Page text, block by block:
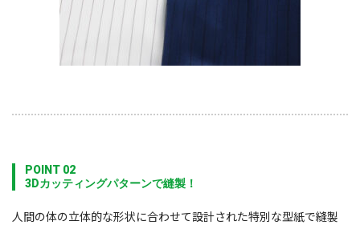
POINT 02
3Dカッティングパターンで縫製！
人間の体の立体的な形状に合わせて設計された特別な型紙で縫製